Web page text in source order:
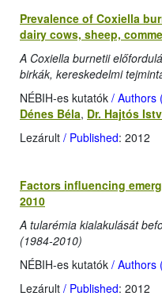
Prevalence of Coxiella
dairy cows, sheep,
A Coxiella burnetii
birkák, kereskedelmi
NÉBIH-es kutatók / Authors
Dénes Béla, Dr. Hajtós
Lezárult / Published: 2012
Factors influencing
2010
A tularémia kialakulását
(1984-2010)
NÉBIH-es kutatók / Authors
Lezárult / Published: 2012